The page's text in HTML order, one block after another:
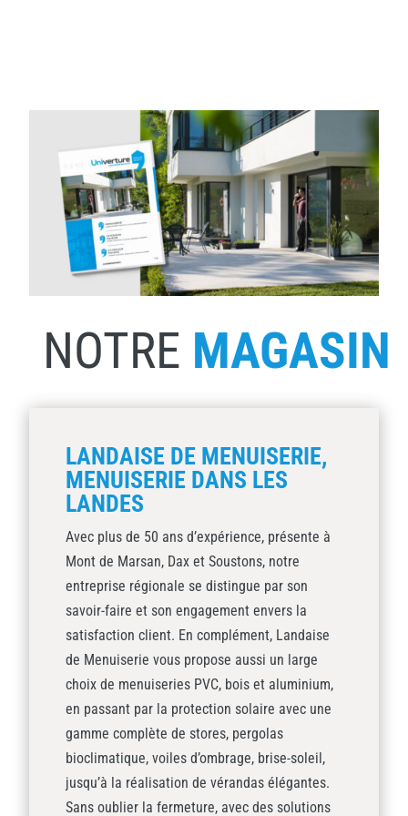
NOTRE MAGASIN
LANDAISE DE MENUISERIE,
MENUISERIE DANS LES
LANDES
Avec plus de 50 ans d’expérience, présente à
Mont de Marsan, Dax et Soustons, notre
entreprise régionale se distingue par son
savoir-faire et son engagement envers la
satisfaction client. En complément, Landaise
de Menuiserie vous propose aussi un large
choix de menuiseries PVC, bois et aluminium,
en passant par la protection solaire avec une
gamme complète de stores, pergolas
bioclimatique, voiles d’ombrage, brise-soleil,
jusqu’à la réalisation de vérandas élégantes.
Sans oublier la fermeture, avec des solutions